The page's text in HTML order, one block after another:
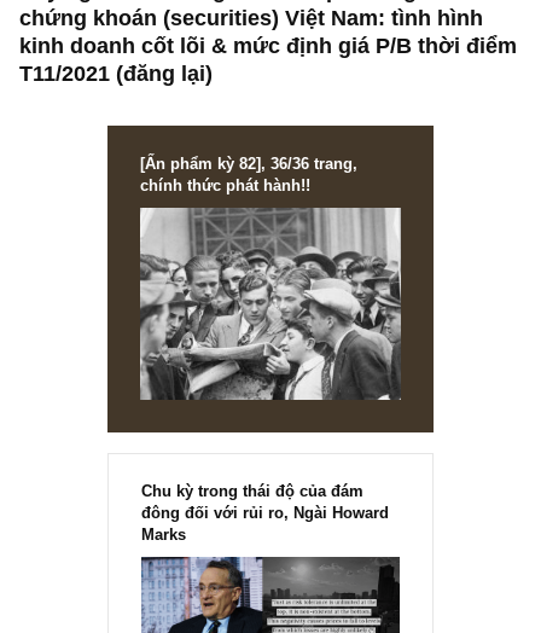
CONTRARIAN VIEW
Suy nghĩ của chúng tôi về cổ phiếu ngành
chứng khoán (securities) Việt Nam: tình hình
T11/2021 (đăng lại)
[Ấn phẩm kỳ 82], 36/36 trang,
chính thức phát hành!!
Chu kỳ trong thái độ của đám
đông đối với rủi ro, Ngài Howard